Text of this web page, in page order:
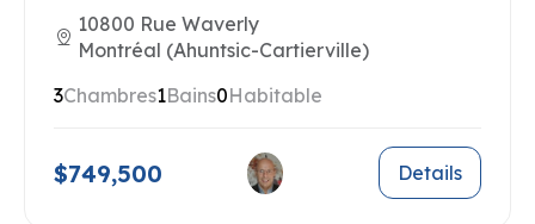
10800 Rue Waverly
Montréal (Ahuntsic-Cartierville)
3Chambres1Bains0Habitable
$749,500 Details